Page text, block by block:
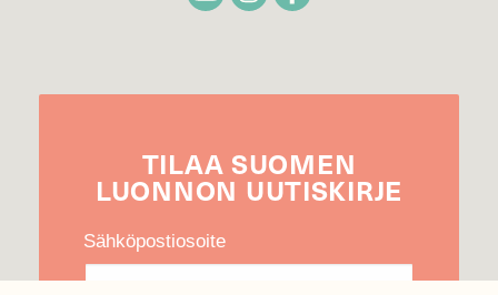
TILAA SUOMEN
LUONNON UUTIS­KIRJE
Sähköpostiosoite